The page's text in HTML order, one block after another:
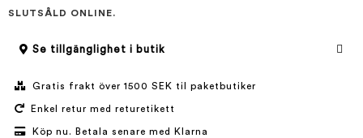
SLUTSÅLD ONLINE.
Se tillgänglighet i butik
Gratis frakt över 1500 SEK til paketbutiker
Enkel retur med returetikett
Köp nu. Betala senare med Klarna